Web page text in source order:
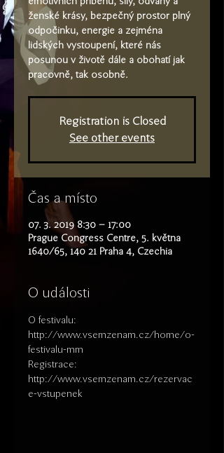
ženské krásy, bezpečný prostor plný
odpočinku, energie a zejména
lidských vystoupení, které nás
posunou v životě dále a obohatí jak
pracovně, tak osobně.
Registration is Closed
See other events
Čas a místo
07. 3. 2019 8:30 – 17:00
Prague Congress Centre, 5. května
1640/65, 140 21 Praha 4, Czechia
O události
O festivalu:
http://www.vsemzenam.cz/home/o-
festivalu-mm
Registrace:
http://www.vsemzenam.cz/rezervac
e-vstupenek